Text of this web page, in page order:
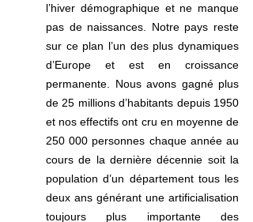
l’hiver démographique et ne manque
pas de naissances. Notre pays reste
sur ce plan l’un des plus dynamiques
d’Europe et est en croissance
permanente. Nous avons gagné plus
de 25 millions d’habitants depuis 1950
et nos effectifs ont cru en moyenne de
250 000 personnes chaque année au
cours de la dernière décennie soit la
population d’un département tous les
deux ans générant une artificialisation
toujours plus importante des